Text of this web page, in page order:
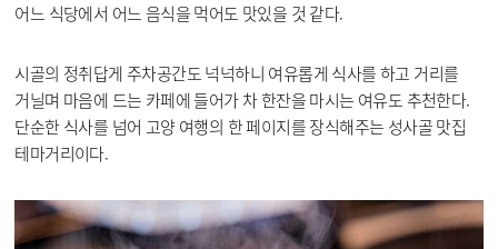
어느 식당에서 어느 음식을 먹어도 맛있을 것 같다.
시골의 정취답게 주차공간도 넉넉하니 여유롭게 식사를 하고 거리를
거닐며 마음에 드는 카페에 들어가 차 한잔을 마시는 여유도 추천한다.
단순한 식사를 넘어 고양 여행의 한 페이지를 장식해주는 성사골 맛집
테마거리이다.